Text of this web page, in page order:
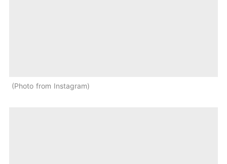
Photo from Instagram